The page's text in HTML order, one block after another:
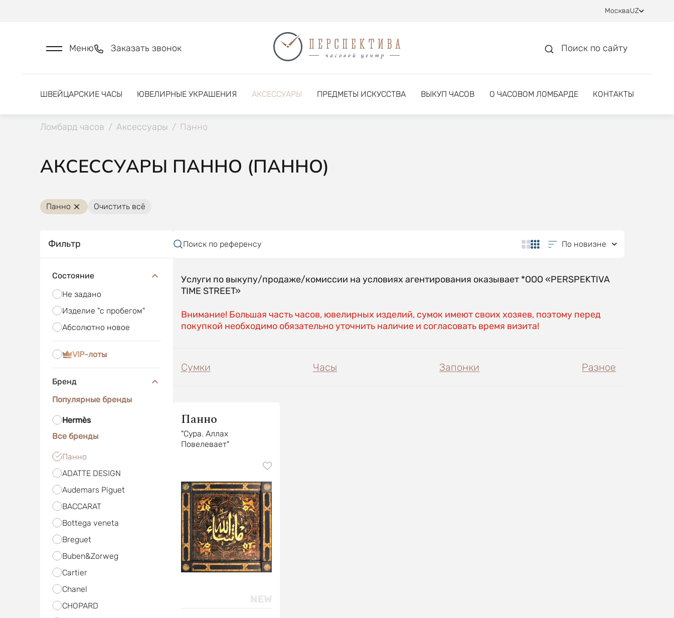
МоскваUZ
Меню Заказать звонок Поиск по сайту
ШВЕЙЦАРСКИЕ ЧАСЫ ЮВЕЛИРНЫЕ УКРАШЕНИЯ АКСЕССУАРЫ ПРЕДМЕТЫ ИСКУССТВА ВЫКУП ЧАСОВ О ЧАСОВОМ ЛОМБАРДЕ КОНТАКТЫ
Ломбард часов / Аксессуары / Панно
АКСЕССУАРЫ ПАННО (ПАННО)
Панно Очистить всё
Фильтр
Состояние
Не задано
Изделие "с пробегом"
Абсолютно новое
VIP-лоты
Бренд
Популярные бренды
Hermès
Все бренды
Панно
ADATTE DESIGN
Audemars Piguet
BACCARAT
Bottega veneta
Breguet
Buben&Zorweg
Cartier
Chanel
CHOPARD
Поиск по референсу По новизне
Услуги по выкупу/продаже/комиссии на условиях агентирования оказывает *OOO «PERSPEKTIVA
TIME STREET»
Внимание! Большая часть часов, ювелирных изделий, сумок имеют своих хозяев, поэтому перед
покупкой необходимо обязательно уточнить наличие и согласовать время визита!
Сумки Часы Запонки Разное
Панно
"Сура. Аллах
Повелевает"